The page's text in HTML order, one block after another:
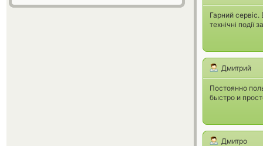
Гарний
технічні
Дмитрий
Постоянно
быстро и
Дмитро